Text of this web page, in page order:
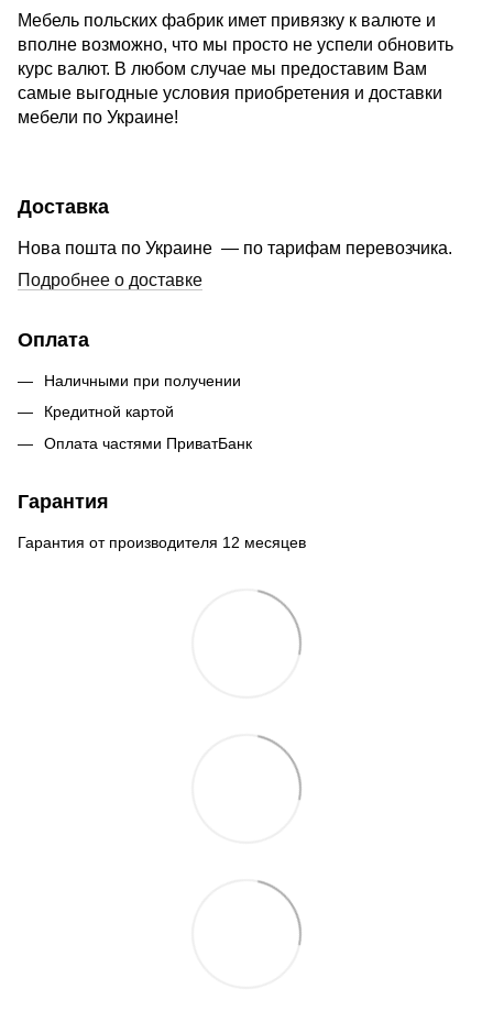
Мебель польских фабрик имет привязку к валюте и
вполне возможно, что мы просто не успели обновить
курс валют. В любом случае мы предоставим Вам
самые выгодные условия приобретения и доставки
мебели по Украине!
Доставка
Нова пошта по Украине — по тарифам перевозчика.
Подробнее о доставке
Оплата
Наличными при получении
Кредитной картой
Оплата частями ПриватБанк
Гарантия
Гарантия от производителя 12 месяцев